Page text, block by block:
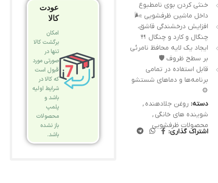
خنثی کردن بوی نامطبوع
داخل ماشین ظرفشویی 🌬️
افزایش درخشندگی قاشق،
چنگال و کارد و چنگال 🍴
ایجاد یک لایه محافظ نامرئی
بر سطح ظروف 🛡️
قابل استفاده در تمامی
برنامه‌ها و دماهای شستشو
⚙️
دسته: روغن جلادهنده ,
شوینده های خانگی ,
محصولات ظرفشویی
اشتراک گذاری:
عودت
کالا
امکان
برگشت کالا
تنها در
صورتی مورد
قبول است
که کالا در
شرایط اولیه
باشد و
پلمپ
محصولات
باز نشده
باشد.